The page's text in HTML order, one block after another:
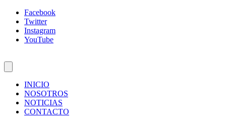
Facebook
Twitter
Instagram
YouTube
INICIO
NOSOTROS
NOTICIAS
CONTACTO